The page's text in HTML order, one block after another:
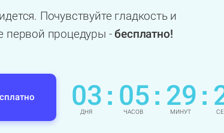
03:
ДНЯ
05:
ЧАСОВ
29:
МИНУТ
Почувствуйте гладкость и
первой процедуры -бесплатно!